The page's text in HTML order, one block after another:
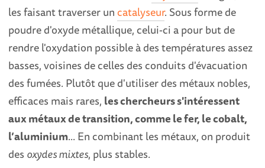
les faisant traverser un catalyseur. Sous forme de
poudre d'oxyde métallique, celui-ci a pour but de
rendre l'oxydation possible à des températures assez
basses, voisines de celles des conduits d'évacuation
des fumées. Plutôt que d'utiliser des métaux nobles,
efficaces mais rares, les chercheurs s'intéressent
aux métaux de transition, comme le fer, le cobalt,
l’aluminium... En combinant les métaux, on produit
des oxydes mixtes, plus stables.